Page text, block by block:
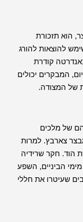
הוא תזכורת
להוצאות להורג
קודרת
המבקרים יכולים
של המצודה.
של מלכים
צארבץ. למרות
הוד. חקר שרידיה
הביניים, השפע
שעיטרו את חללי